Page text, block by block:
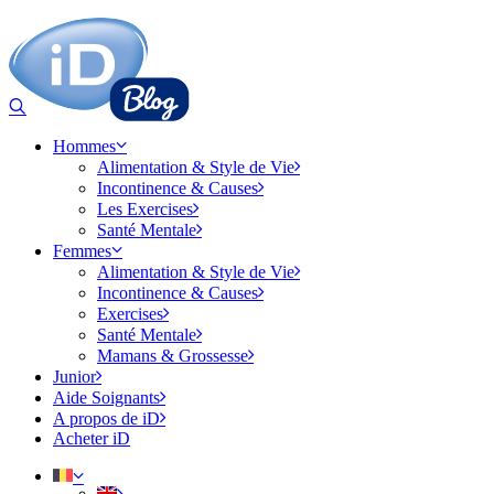
Hommes
Alimentation & Style de Vie
Incontinence & Causes
Les Exercises
Santé Mentale
Femmes
Alimentation & Style de Vie
Incontinence & Causes
Exercises
Santé Mentale
Mamans & Grossesse
Junior
Aide Soignants
A propos de iD
Acheter iD